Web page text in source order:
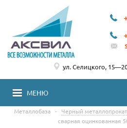
МЕНЮ
ул. Селицкого,
Металлобаза - Черный металлопрокат
сварная оцинкованная